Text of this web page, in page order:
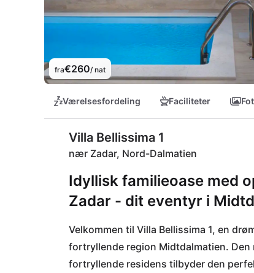
fra€260/ nat
Værelsesfordeling Faciliteter
Villa Bellissima 1
nær Zadar, Nord-Dalmatien
Idyllisk familieoase med
Zadar - dit eventyr i
Velkommen til Villa Bellissima 1, en
fortryllende region Midtdalmatien.
fortryllende residens tilbyder den